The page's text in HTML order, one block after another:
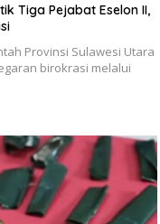
Provinsi Sulawesi Utara
birokrasi melalui